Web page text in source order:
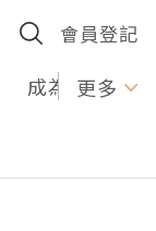
會員登記
成為U更多